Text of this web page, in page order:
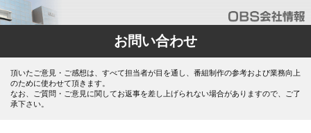
お問い合わせ
頂いたご意見・ご感想は、すべて担当者が目を通し、番組制作の参考および業務向上
のために使わせて頂きます。
なお、ご質問・ご意見に関してお返事を差し上げられない場合がありますので、ご了
承下さい。